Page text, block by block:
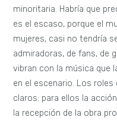
minoritaria. Habría que
es el escaso, porque el
mujeres, casi no tendría
admiradoras, de fans, de
vibran con la música que
en el escenario. Los roles
claros: para ellos la
la recepción de la obra